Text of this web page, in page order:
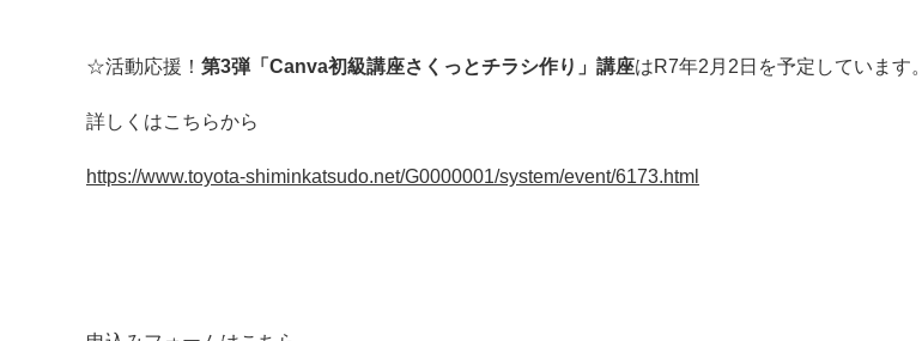
☆活動応援！ 第3弾「Canva初級講座さくっとチラシ作り」講座はR7年2月2日を予定しています。
詳しくはこちらから
https://www.toyota-shiminkatsudo.net/G0000001/system/event/6173.html